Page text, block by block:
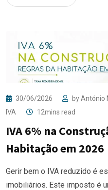
30/06/2026 byAntónio
IVA
12mins read
IVA 6% na
Habitação em 2026
Gerir bem o IVA reduzido é
imobiliários. Este imposto é